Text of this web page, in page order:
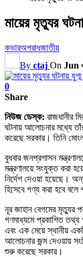
মায়ের মৃত্যুর
কভারঅপরাধজাতীয়
By ctaj On Jun
0
Share
নিউজ ডেস্ক: রাজধানীর
ঘটনায় আলোচনার মধ্যে
করেছে সরকার। তিনি
বুধবার জনপ্রশাসন
মন্ত্রণালয়ে সংযুক্ত করা
নির্দেশ দেওয়া হয়েছে।
হিসেবে গণ্য করা হবে
নূর জাহান বেগমের মৃত্যুর
গণমাধ্যমে প্রকাশিত তথ্য
এবং এক মেয়ে স্থানীয়
আলোচনার জন্ম দেওয়ায়
শুরু করেছে সরকার।